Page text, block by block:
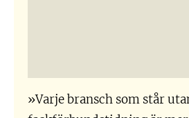
»Varje bransch som står